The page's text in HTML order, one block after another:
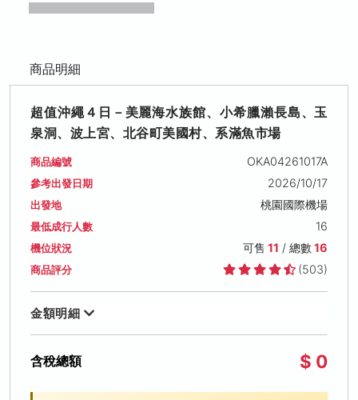
商品明細
超值沖繩４日－美麗海水族館、小希臘瀨長島、玉
泉洞、波上宮、北谷町美國村、系滿魚市場
商品編號 OKA04261017A
參考出發日期 2026/10/17
出發地 桃園國際機場
最低成行人數 16
機位狀況 可售 11 / 總數16
商品評分 (503)
金額明細
含稅總額 $ 0